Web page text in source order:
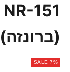
(ברונזה)
SALE 7%